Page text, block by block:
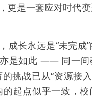
更是一套应对时代
成长永远是“未完成
是如此 —— 同一间
挑战已从“资源接
的起点似乎一致，